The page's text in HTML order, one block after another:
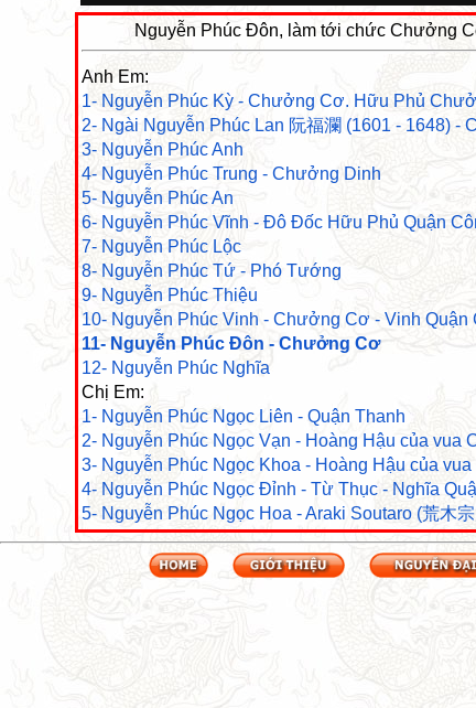
Nguyễn Phúc Đôn, làm tới chức Chưởng
Anh Em:
1- Nguyễn Phúc Kỳ - Chưởng Cơ. Hữu Phủ
2- Ngài Nguyễn Phúc Lan 阮福瀾 (1601 - 1648)
3- Nguyễn Phúc Anh
4- Nguyễn Phúc Trung - Chưởng Dinh
5- Nguyễn Phúc An
6- Nguyễn Phúc Vĩnh - Đô Đốc Hữu Phủ Quận
7- Nguyễn Phúc Lộc
8- Nguyễn Phúc Tứ - Phó Tướng
9- Nguyễn Phúc Thiệu
10- Nguyễn Phúc Vinh - Chưởng Cơ - Vinh Quận
11- Nguyễn Phúc Đôn - Chưởng Cơ
12- Nguyễn Phúc Nghĩa
Chị Em:
1- Nguyễn Phúc Ngọc Liên - Quận Thanh
2- Nguyễn Phúc Ngọc Vạn - Hoàng Hậu của vua
3- Nguyễn Phúc Ngọc Khoa - Hoàng Hậu của
4- Nguyễn Phúc Ngọc Đỉnh - Từ Thục - Nghĩa
5- Nguyễn Phúc Ngọc Hoa - Araki Soutaro (荒木